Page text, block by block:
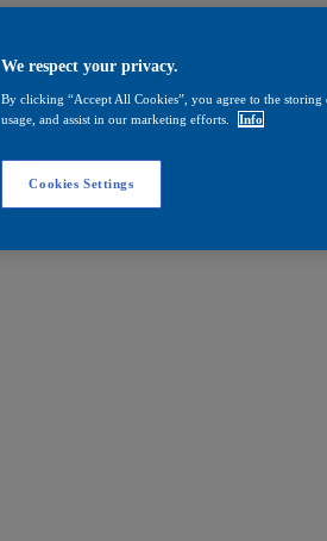
We respect your privacy.
By clicking “Accept All Cookies”, you agree to the
usage, and assist in our marketing efforts.
Info
Cookies Settings